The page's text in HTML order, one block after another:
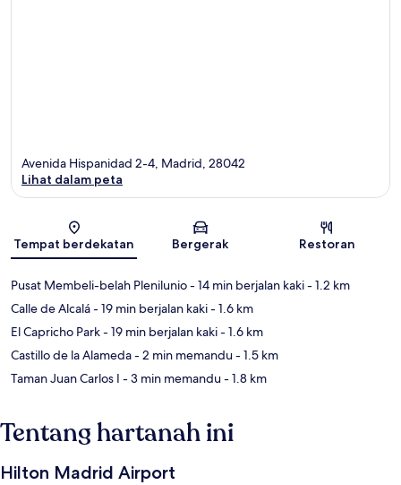
Peta
Avenida Hispanidad 2-4, Madrid, 28042
Lihat dalam peta
Tempat berdekatan Bergerak Restoran
Pusat Membeli-belah Plenilunio- 14 min berjalan kaki- 1.2 km
Calle de Alcalá- 19 min berjalan kaki- 1.6 km
El Capricho Park- 19 min berjalan kaki- 1.6 km
Castillo de la Alameda- 2 min memandu- 1.5 km
Taman Juan Carlos I - 3 min memandu- 1.8 km
Tentang hartanah ini
Hilton Madrid Airport